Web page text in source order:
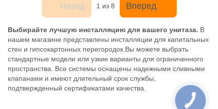
Назад 1 из 8 Вперед
Выбирайте лучшую инсталляцию для вашего унитаза. В
нашем магазине представлены инсталляции для капитальных
стен и гипсокартонных перегородок.Вы можете выбрать
стандартные модели или узкие варианты для ограниченного
пространства. Все системы оснащены надежными сливными
клапанами и имеют длительный срок службы,
подтвержденный сертификатами качества.